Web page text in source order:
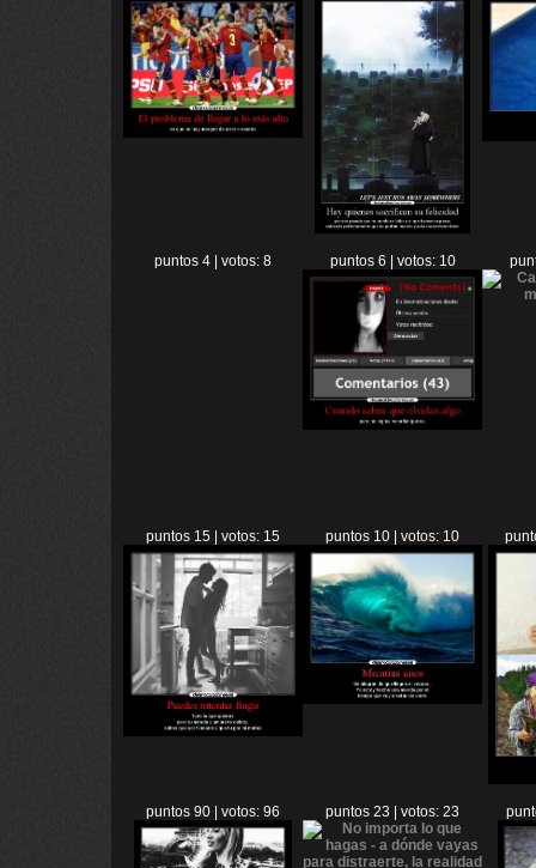
puntos 4 | votos: 8 puntos 6 | votos: 10
puntos 15 | votos: 15 puntos 10 | votos: 10
puntos 90 | votos: 96 puntos 23 | votos: 23